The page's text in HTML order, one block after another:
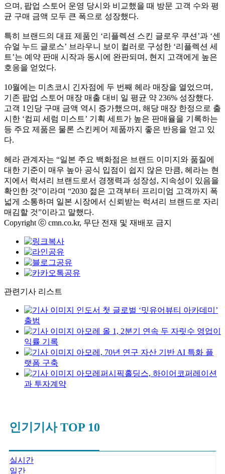
으며, 팝업 스토어 운영 당시와 비교했을 때 방문 고객 수와 평
균 구매 금액 모두 큰 폭으로 성장했다.
특히 브랜드의 대표 제품인 ‘리플렉션 스킨 글로우 쿠션’과 ‘센
슈얼 누드 글로스’ 브라우니 보이 컬러로 구성한 ‘리플렉션 세
트’는 예약 판매 시작과 동시에 완판되며, 현지 고객에게 높은
호응을 얻었다.
10월에는 미츠코시 긴자점에 두 번째 헤라 매장을 열었으며,
기존 팝업 스토어 매장 매출 대비 일 평균 약 236% 성장했다.
고객 1인당 구매 금액 역시 증가했으며, 해당 매장 한정으로 출
시한 ‘컴피 세럼 미스트’ 기획 세트가 높은 판매율을 기록하는
등 주요 제품은 물론 스킨케어 제품까지 좋은 반응을 얻고 있
다.
헤라 관계자는 “일본 주요 백화점은 브랜드 이미지와 품질에
대한 기준이 매우 높아 공식 입점이 쉽지 않은 만큼, 헤라는 현
지에서 럭셔리 브랜드로서 경쟁력과 성장성, 지속성이 있음을
확인한 것”이라며 “2030 젊은 고객부터 프리미엄 고객까지 폭
넓게 소통하며 일본 시장에서 신뢰받는 럭셔리 브랜드로 자리
매김할 것”이라고 말했다.
Copyright ⓒ cmn.co.kr, 무단 전재 및 재배포 금지
관련기사 리스트
인도서 첫 글로벌 ‘밋유어뷰티 아카데미’
출범
아모레 올 1, 2분기 연속 두 자릿수 영업이
익률 기록
아모레, 70년 연구 자산 기반 AI 특화 플
랫폼 구축
아모레퍼시픽홀딩스, 하이어코퍼레이션
과 투자계약
인기기사 TOP 10
실시간
일간